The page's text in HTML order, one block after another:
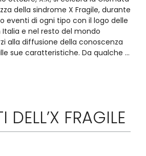
della sindrome X Fragile, durante
eventi di ogni tipo con il logo delle
Italia e nel resto del mondo
alla diffusione della conoscenza
sue caratteristiche. Da qualche …
DELL’X FRAGILE